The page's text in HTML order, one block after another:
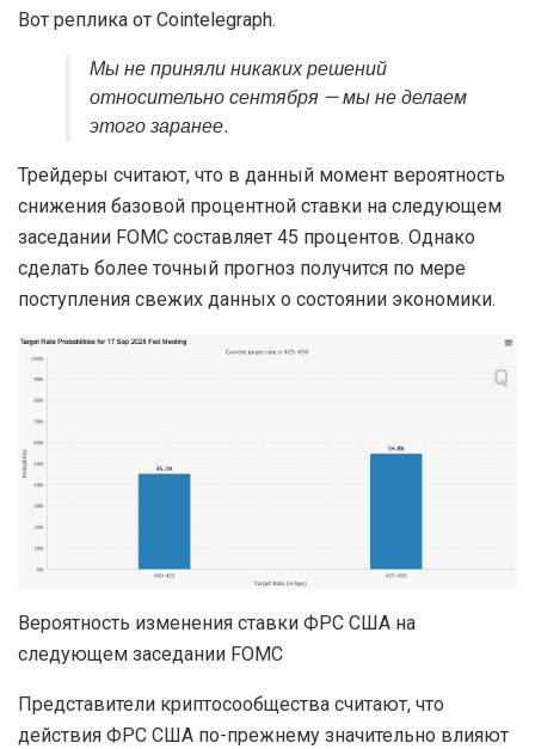
Вот реплика от Cointelegraph.
Мы не приняли никаких решений
относительно сентября — мы не делаем
этого заранее.
Трейдеры считают, что в данный момент вероятность
снижения базовой процентной ставки на следующем
заседании FOMC составляет 45 процентов. Однако
сделать более точный прогноз получится по мере
поступления свежих данных о состоянии экономики.
Вероятность изменения ставки ФРС США на
следующем заседании FOMC
Представители криптосообщества считают, что
действия ФРС США по-прежнему значительно влияют